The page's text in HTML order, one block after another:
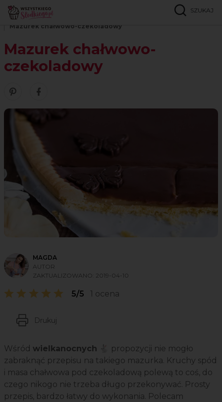
SZUKAJ
Strona główna
Mazurek chałwowo-czekoladowy
Mazurek chałwowo-
czekoladowy
Zobacz nasze piny w serwisie Pinterest
Udostępnij ten przepis w serwisie Facebook
MAGDA
AUTOR
ZAKTUALIZOWANO: 2019-04-10
5/5 1 ocena
Drukuj
Wśród wielkanocnych 🐇 propozycji nie mogło
zabraknąć przepisu na takiego mazurka. Kruchy spód
i masa chałwowa pod czekoladową polewą to coś, do
czego nikogo nie trzeba długo przekonywać. Prosty
przepis, bardzo łatwy do wykonania. Polecam